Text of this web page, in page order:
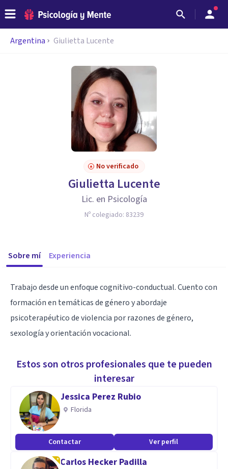
Argentina Giulietta Lucente
No verificado
Giulietta Lucente
Lic. en Psicología
Nº colegiado: 83239
Sobre mí Experiencia
Trabajo desde un enfoque cognitivo-conductual. Cuento con
formación en temáticas de género y abordaje
psicoterapéutico de violencia por razones de género,
sexología y orientación vocacional.
Estos son otros profesionales que te pueden
interesar
Jessica Perez Rubio
Florida
Contactar Ver perfil
Carlos Hecker Padilla